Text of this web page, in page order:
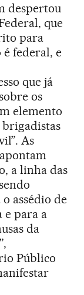
despertou
que
para
é federal, e
que já
os
elemento
brigadistas
As
a linha das
assédio de
e para a
da
Público